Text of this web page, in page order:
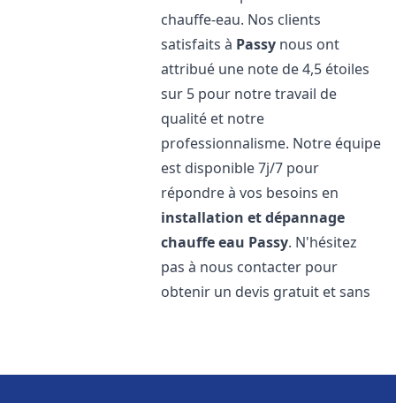
chauffe-eau. Nos clients
satisfaits à Passy nous ont
attribué une note de 4,5 étoiles
sur 5 pour notre travail de
qualité et notre
professionnalisme. Notre équipe
est disponible 7j/7 pour
répondre à vos besoins en
installation et dépannage
chauffe eau Passy. N'hésitez
pas à nous contacter pour
obtenir un devis gratuit et sans